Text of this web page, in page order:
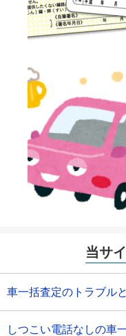
当サ
車一括査定のトラブル
しつこい電話なしの車